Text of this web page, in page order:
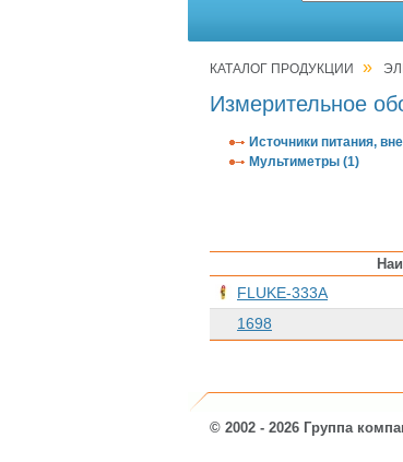
КАТАЛОГ ПРОДУКЦИИ »
Измерительное
Источники питания,
Мультиметры (1)
FLUKE-333A
1698
© 2002 - 2026 Группа